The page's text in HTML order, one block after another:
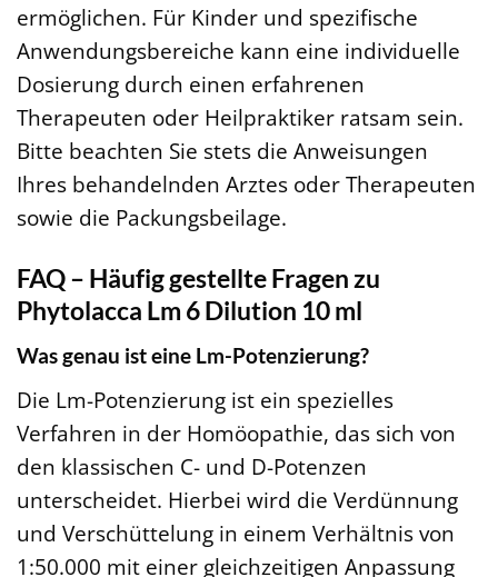
ermöglichen. Für Kinder und spezifische
Anwendungsbereiche kann eine individuelle
Dosierung durch einen erfahrenen
Therapeuten oder Heilpraktiker ratsam sein.
Bitte beachten Sie stets die Anweisungen
Ihres behandelnden Arztes oder Therapeuten
sowie die Packungsbeilage.
FAQ – Häufig gestellte Fragen zu
Phytolacca Lm 6 Dilution 10 ml
Was genau ist eine Lm-Potenzierung?
Die Lm-Potenzierung ist ein spezielles
Verfahren in der Homöopathie, das sich von
den klassischen C- und D-Potenzen
unterscheidet. Hierbei wird die Verdünnung
und Verschüttelung in einem Verhältnis von
1:50.000 mit einer gleichzeitigen Anpassung